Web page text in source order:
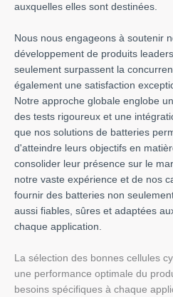
auxquelles elles sont destinées.
Nous nous engageons à soutenir
développement de produits
seulement surpassent la
également une satisfaction
Notre approche globale englobe
des tests rigoureux et une
que nos solutions de batteries
d'atteindre leurs objectifs en
consolider leur présence sur le
notre vaste expérience et de nos
fournir des batteries non
aussi fiables, sûres et adaptées
chaque application.
La sélection des bonnes cellules
une performance optimale du
besoins spécifiques à chaque